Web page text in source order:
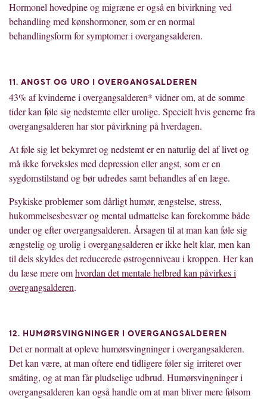
Hormonel hovedpine og migræne er også en bivirkning ved
behandling med kønshormoner, som er en normal
behandlingsform for symptomer i overgangsalderen.
11. ANGST OG URO I OVERGANGSALDEREN
43% af kvinderne i overgangsalderen* vidner om, at de somme
tider kan føle sig nedstemte eller urolige. Specielt hvis generne fra
overgangsalderen har stor påvirkning på hverdagen.
At føle sig let bekymret og nedstemt er en naturlig del af livet og
må ikke forveksles med depression eller angst, som er en
sygdomstilstand og bør udredes samt behandles af en læge.
Psykiske problemer som dårligt humør, ængstelse, stress,
hukommelsesbesvær og mental udmattelse kan forekomme både
under og efter overgangsalderen. Årsagen til at man kan føle sig
ængstelig og urolig i overgangsalderen er ikke helt klar, men kan
til dels skyldes det reducerede østrogenniveau i kroppen. Her kan
du læse mere omhvordan det mentale helbred kan påvirkes i
overgangsalderen.
12. HUMØRSVINGNINGER I OVERGANGSALDEREN
Det er normalt at opleve humørsvingninger i overgangsalderen.
Det kan være, at man oftere end tidligere føler sig irriteret over
småting, og at man får pludselige udbrud. Humørsvingninger i
overgangsalderen kan også handle om at man bliver mere følsom